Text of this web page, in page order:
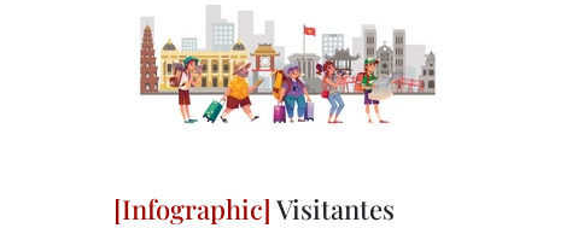
Visitantes